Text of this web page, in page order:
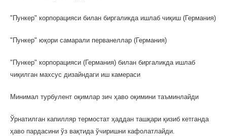
"Пункер" корпорацияси билан биргаликда ишлаб чиқиш (Германия)
"Пункер" юқори самарали перванеллар (Германия)
"Пункер" корпорацияси (Германия) билан биргаликда ишлаб
чиқилган махсус дизайндаги иш камераси
Минимал турбулент оқимлар зич ҳаво оқимини таъминлайди
Ўрнатилган капилляр термостат ҳаддан ташқари қизиб кетганда
ҳаво пардасини ўз вақтида ўчиришни кафолатлайди.